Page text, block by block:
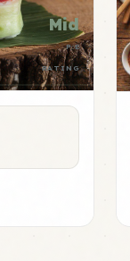
Mid
P:E
RATING